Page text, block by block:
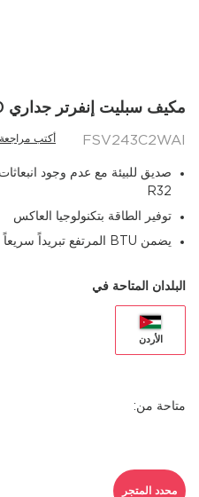
مكيف سبليت إنفرتر جداري 24000 BTU
FSV243C2WAI أكتب مراجعة
صديق للبيئة مع عدم وجود
R32
توفير الطاقة بتكنولوجيا العاكس
يضمن BTU المرتفع تبريداً سريعاً وفعالاً للغرف الكبيرة
البلدان المتاحة في
الأردن
متاحة من:
محدد المتجر